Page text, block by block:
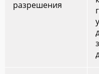
разрешения